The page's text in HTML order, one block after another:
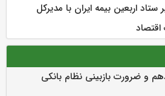
اربعین بیمه ایران با مدیرکل
و ضرورت بازبینی نظام بانکی